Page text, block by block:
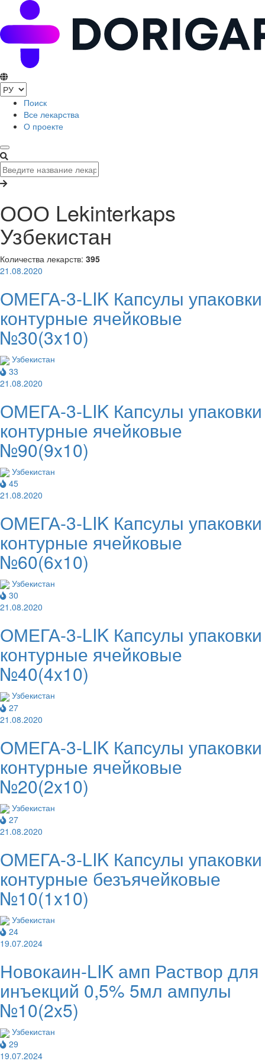
Поиск
Все лекарства
О проекте
ООО Lekinterkaps
Узбекистан
Количества лекарств: 395
21.08.2020
ОМЕГА-3-LIK Капсулы упаковки
контурные ячейковые
№30(3x10)
Узбекистан
33
21.08.2020
ОМЕГА-3-LIK Капсулы упаковки
контурные ячейковые
№90(9x10)
Узбекистан
45
21.08.2020
ОМЕГА-3-LIK Капсулы упаковки
контурные ячейковые
№60(6x10)
Узбекистан
30
21.08.2020
ОМЕГА-3-LIK Капсулы упаковки
контурные ячейковые
№40(4x10)
Узбекистан
27
21.08.2020
ОМЕГА-3-LIK Капсулы упаковки
контурные ячейковые
№20(2x10)
Узбекистан
27
21.08.2020
ОМЕГА-3-LIK Капсулы упаковки
контурные безъячейковые
№10(1x10)
Узбекистан
24
19.07.2024
Новокаин-LIK амп Раствор для
инъекций 0,5% 5мл ампулы
№10(2x5)
Узбекистан
29
19.07.2024